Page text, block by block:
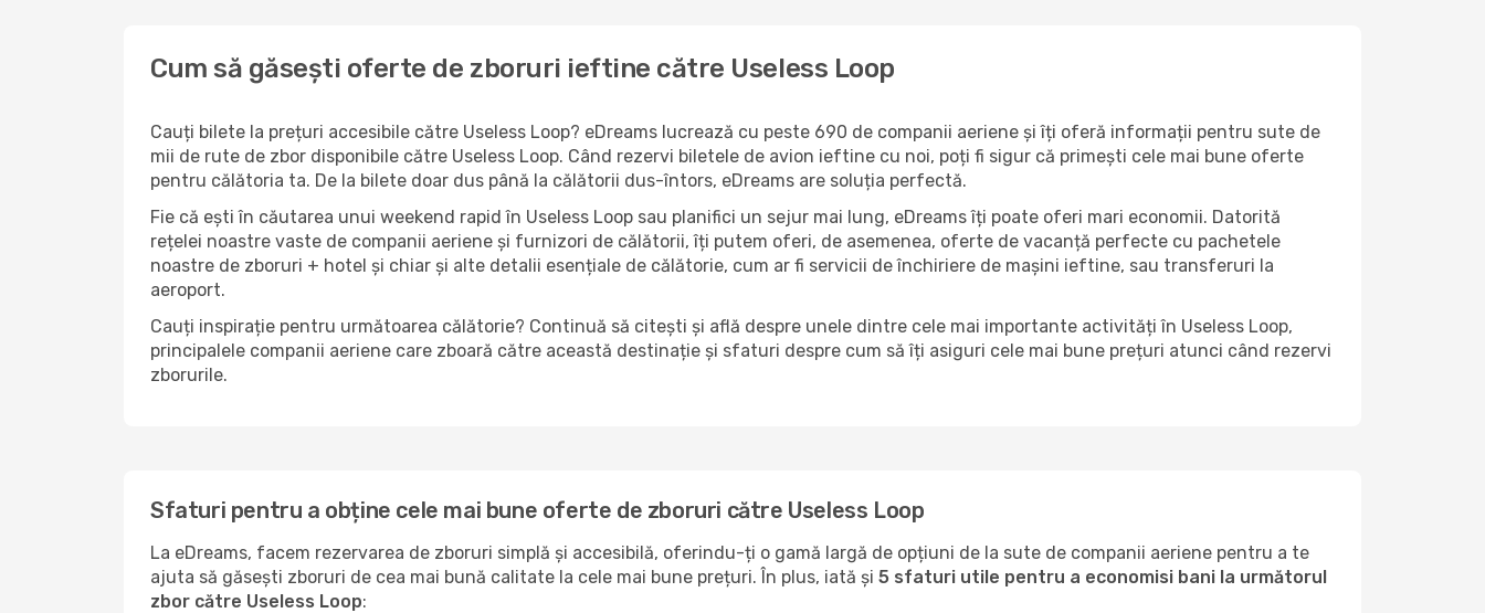
Cum să găsești oferte de zboruri ieftine către Useless Loop
Cauți bilete la prețuri accesibile către Useless Loop? eDreams lucrează cu peste 690 de companii aeriene și îți oferă informații pentru sute de
mii de rute de zbor disponibile către Useless Loop. Când rezervi biletele de avion ieftine cu noi, poți fi sigur că primești cele mai bune oferte
pentru călătoria ta. De la bilete doar dus până la călătorii dus-întors, eDreams are soluția perfectă.
Fie că ești în căutarea unui weekend rapid în Useless Loop sau planifici un sejur mai lung, eDreams îți poate oferi mari economii. Datorită
rețelei noastre vaste de companii aeriene și furnizori de călătorii, îți putem oferi, de asemenea, oferte de vacanță perfecte cu pachetele
noastre de zboruri + hotel și chiar și alte detalii esențiale de călătorie, cum ar fi servicii de închiriere de mașini ieftine, sau transferuri la
aeroport.
Cauți inspirație pentru următoarea călătorie? Continuă să citești și află despre unele dintre cele mai importante activități în Useless Loop,
principalele companii aeriene care zboară către această destinație și sfaturi despre cum să îți asiguri cele mai bune prețuri atunci când rezervi
zborurile.
Sfaturi pentru a obține cele mai bune oferte de zboruri către Useless Loop
La eDreams, facem rezervarea de zboruri simplă și accesibilă, oferindu-ți o gamă largă de opțiuni de la sute de companii aeriene pentru a te
ajuta să găsești zboruri de cea mai bună calitate la cele mai bune prețuri. În plus, iată și 5 sfaturi utile pentru a economisi bani la următorul
zbor către Useless Loop: